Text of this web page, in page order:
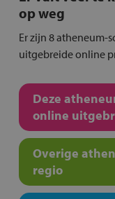
op weg
Er zijn 8 atheneum-
uitgebreide online
Deze
online
Overige
regio